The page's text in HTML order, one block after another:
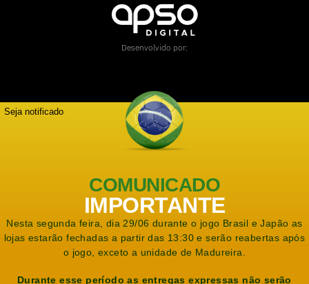
Desenvolvido por:
Seja notificado
COMUNICADO
IMPORTANTE
Nesta segunda feira, dia 29/06 durante o jogo Brasil e Japão as
lojas estarão fechadas a partir das 13:30 e serão reabertas após
o jogo, exceto a unidade de Madureira.
Durante esse período as entregas expressas não serão